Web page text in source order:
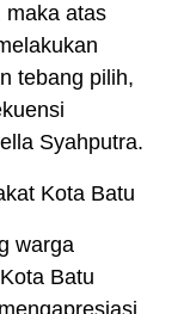
maka atas
tebang pilih,
Syahputra.
Kota Batu
warga
Batu